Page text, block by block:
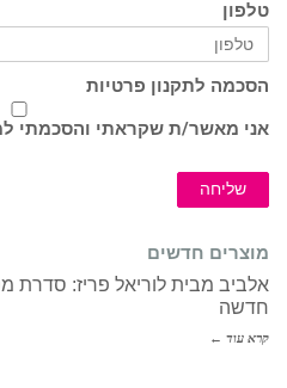
טלפון
הסכמה לתקנון פרטיות
אני מאשר/ת שקראתי והסכמתי ל
שליחה
מוצרים חדשים
אלביב מבית לוריאל פריז: סדרת
חדשה
קרא עוד ←